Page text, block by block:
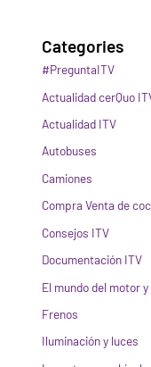
Categories
#PreguntaITV
Actualidad cerQuo
Actualidad ITV
Autobuses
Camiones
Compra Venta de
Consejos ITV
Documentación ITV
El mundo del motor
Frenos
Iluminación y luces